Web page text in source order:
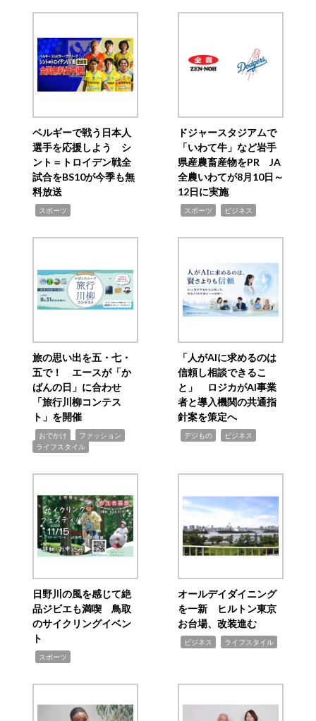
ベルギーで戦う日本人
選手を応援しよう シ
ント＝トロイデン戦全
試合をBS10が今季も無
料放送
スポーツ
ドジャースタジアムで
「いわて牛」など岩手
県産農畜産物をPR JA
全農いわてが8月10日～
12日に実施
スポーツ ビジネス
旅の思い出を五・七・
五で！ エースが「か
ばんの日」に合わせ
「旅行川柳コンテス
ト」を開催
おでかけ ファッション
ライフスタイル
「人がAIに求めるのは
信頼し相談できるこ
と」 ロジカがAI事業
者と導入機関の共通指
針案を策定へ
デジもの ビジネス
日野川の風を感じて絶
品ジビエも満喫 鳥取
のサイクリングイベン
ト
スポーツ
オールデイダイニング
を一新 ヒルトン東京
お台場、改装進む
ビジネス ライフスタイル